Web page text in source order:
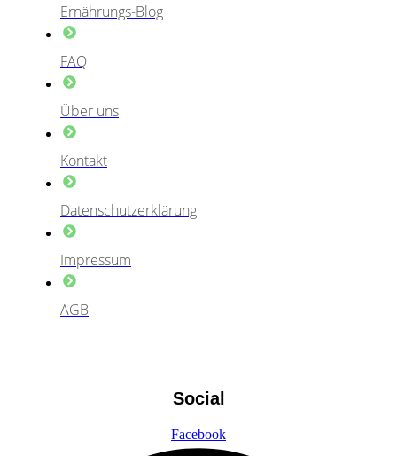
Ernährungs-Blog
FAQ
Über uns
Kontakt
Datenschutzerklärung
Impressum
AGB
Social
Facebook